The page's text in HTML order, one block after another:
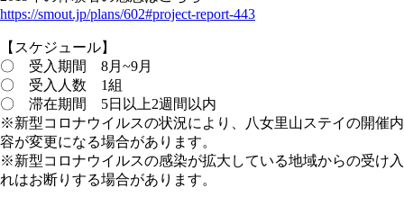
https://smout.jp/plans/602#project-report-443
【スケジュール】
〇 受入期間 8月~9月
〇 受入人数 1組
〇 滞在期間 5日以上2週間以内
※新型コロナウイルスの状況により、八女里山ステイの開催内
容が変更になる場合があります。
※新型コロナウイルスの感染が拡大している地域からの受け入
れはお断りする場合があります。